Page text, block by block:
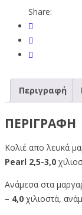
Share:
Περιγραφή
ΠΕΡΙΓΡΑΦΉ
Κολιέ απο λευκά
Pearl 2,5-3,0
Ανάμεσα στα
– 4,0 χιλιοστά,